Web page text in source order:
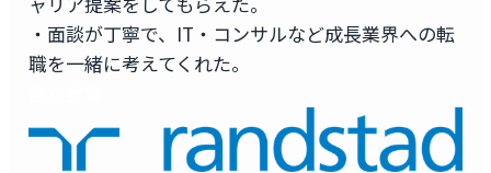
・面談が丁寧で、IT・コンサルなど成長業界への転
職を一緒に考えてくれた。